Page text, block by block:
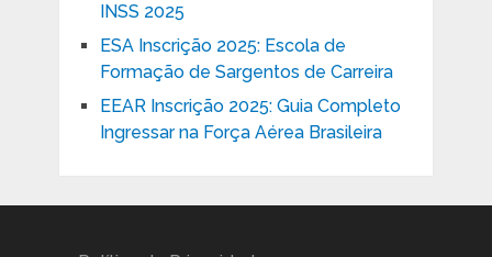
INSS 2025
ESA Inscrição 2025: Escola de
Formação de Sargentos de Carreira
EEAR Inscrição 2025: Guia Completo
Ingressar na Força Aérea Brasileira